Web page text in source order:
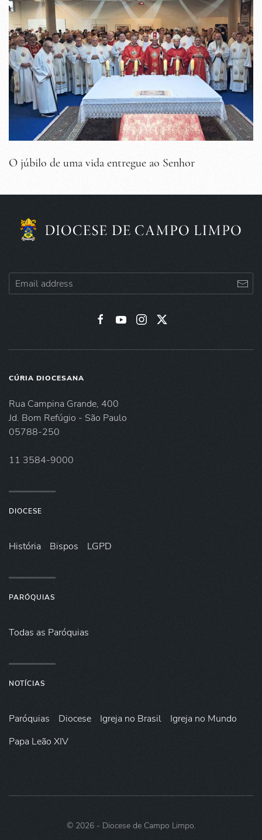
O júbilo de uma vida entregue ao Senhor
CÚRIA DIOCESANA
Rua Campina Grande, 400
Jd. Bom Refúgio - São Paulo
05788-250
11 3584-9000
DIOCESE
História Bispos LGPD
PARÓQUIAS
Todas as Paróquias
NOTÍCIAS
Paróquias Diocese Igreja no Brasil
Igreja no Mundo
Papa Leão XIV
© 2026- Diocese de Campo Limpo.